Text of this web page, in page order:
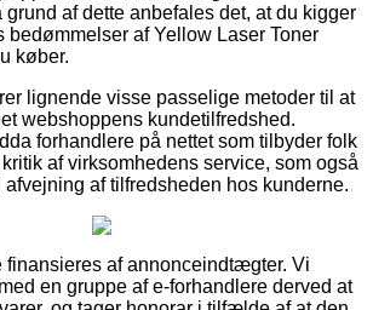
af dette anbefales det, at du kigger
bedømmelser af Yellow Laser Toner
køber.
lignende visse passelige metoder til at
webshoppens kundetilfredshed.
forhandlere på nettet som tilbyder folk
af virksomhedens service, som også
afvejning af tilfredsheden hos kunderne.
finansieres af annonceindtægter. Vi
en gruppe af e-forhandlere derved at